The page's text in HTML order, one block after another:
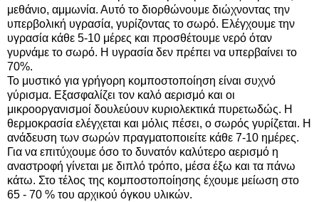
μεθάνιο, αμμωνία. Αυτό το διορθώνουμε διώχνοντας την
υπερβολική υγρασία, γυρίζοντας το σωρό. Ελέγχουμε την
υγρασία κάθε 5-10 μέρες και προσθέτουμε νερό όταν
γυρνάμε το σωρό. Η υγρασία δεν πρέπει να υπερβαίνει το
70%.
Το μυστικό για γρήγορη κομποστοποίηση είναι συχνό
γύρισμα. Εξασφαλίζει τον καλό αερισμό και οι
μικροοργανισμοί δουλεύουν κυριολεκτικά πυρετωδώς. Η
θερμοκρασία ελέγχεται και μόλις πέσει, ο σωρός γυρίζεται. Η
ανάδευση των σωρών πραγματοποιείτε κάθε 7-10 ημέρες.
Για να επιτύχουμε όσο το δυνατόν καλύτερο αερισμό η
αναστροφή γίνεται με διπλό τρόπο, μέσα έξω και τα πάνω
κάτω. Στο τέλος της κομποστοποίησης έχουμε μείωση στο
65 - 70 % του αρχικού όγκου υλικών.